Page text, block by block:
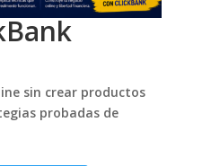
sin crear productos
probadas de